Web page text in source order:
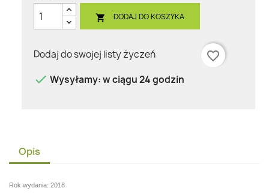
 DODAJ DO KOSZYKA
Dodaj do swojej listy życzeń
favorite_border
 Wysyłamy: w ciągu 24 godzin
Opis
Rok wydania: 2018